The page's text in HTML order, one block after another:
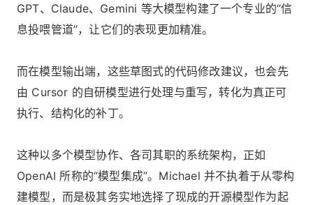
GPT、Claude、Gemini 等大模型构建了一个专业的“信
息投喂管道”，让它们的表现更加精准。
而在模型输出端，这些草图式的代码修改建议，也会先
由 Cursor 的自研模型进行处理与重写，转化为真正可
执行、结构化的补丁。
这种以多个模型协作、各司其职的系统架构，正如
OpenAI 所称的“模型集成”。Michael 并不执着于从零构
建模型，而是极其务实地选择了现成的开源模型作为起